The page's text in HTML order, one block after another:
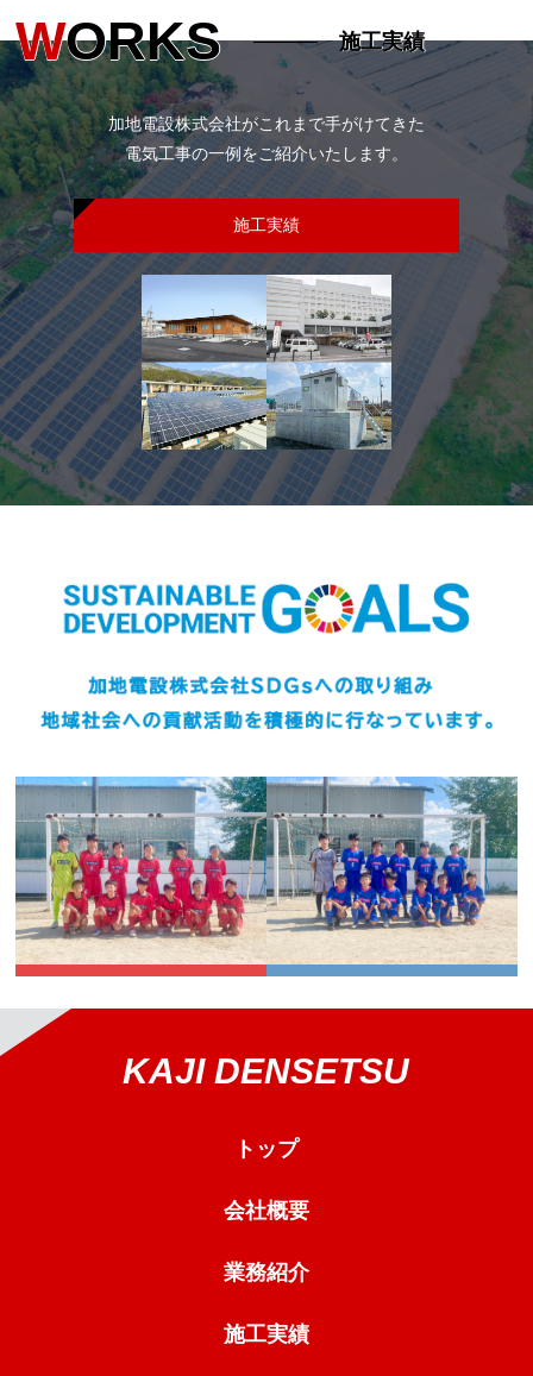
WORKS 施工実績
加地電設株式会社がこれまで手がけてきた
電気工事の一例をご紹介いたします。
施工実績
KAJI DENSETSU
トップ
会社概要
業務紹介
施工実績